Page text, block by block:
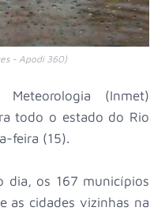
- Apodi 360)
(Inmet)
todo o estado do Rio
feira (15).
dia, os 167 municípios
as cidades vizinhas na